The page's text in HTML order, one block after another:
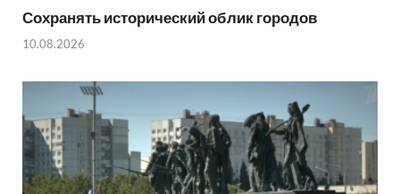
Сохранять исторический облик городов
10.08.2026